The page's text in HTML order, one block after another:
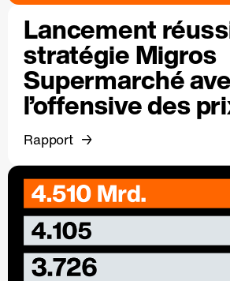
Lancement
stratégie Migros
Supermarché
l’offensive des
Rapport